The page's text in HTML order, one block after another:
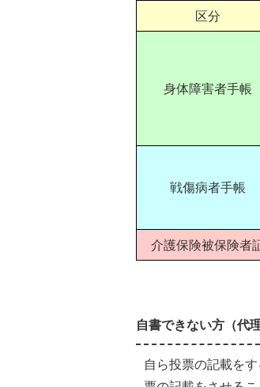
区分
身体障害者手帳
戦傷病者手帳
介護保険被保険者
自書できない方（代
自ら投票の記載を